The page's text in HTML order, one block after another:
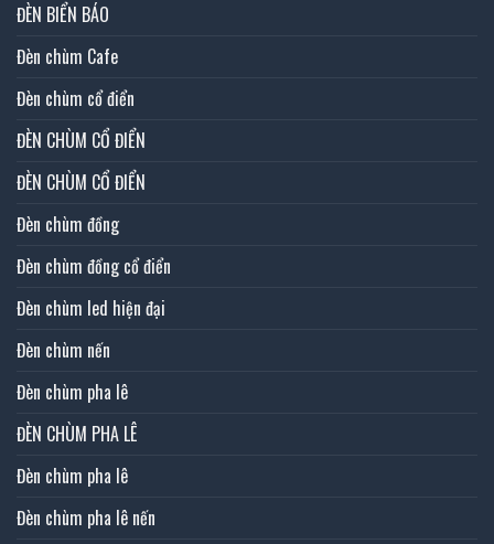
ĐÈN BIỂN BÁO
Đèn chùm Cafe
Đèn chùm cổ điển
ĐÈN CHÙM CỔ ĐIỂN
ĐÈN CHÙM CỔ ĐIỂN
Đèn chùm đồng
Đèn chùm đồng cổ điển
Đèn chùm led hiện đại
Đèn chùm nến
Đèn chùm pha lê
ĐÈN CHÙM PHA LÊ
Đèn chùm pha lê
Đèn chùm pha lê nến